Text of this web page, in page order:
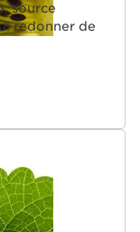
source
redonner de